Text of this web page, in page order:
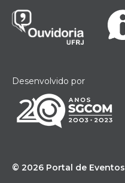
Desenvolvido por
© 2026 Portal de Eventos